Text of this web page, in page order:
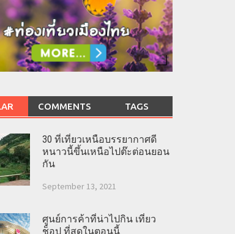
COMMENTS TAGS
30 ที่เที่ยวเหนือบรรยากาศดี
หนาวนี้ขึ้นเหนือไปต๊ะต่อนยอน
กัน
September 13, 2021
ศูนย์การค้าที่น่าไปกิน เที่ยว
ช็อป ที่สุดในตอนนี้